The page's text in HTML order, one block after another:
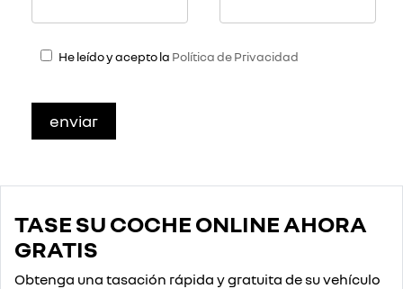
He leído y acepto la Política de Privacidad
TASE SU COCHE ONLINE AHORA
GRATIS
Obtenga una tasación rápida y gratuita de su vehículo